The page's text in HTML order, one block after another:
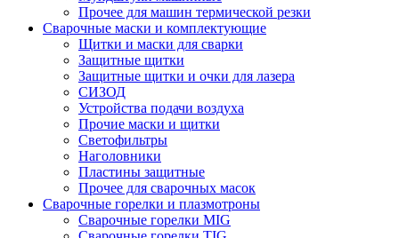
Прочее для машин термической резки
Сварочные маски и комплектующие
Щитки и маски для сварки
Защитные щитки
Защитные щитки и очки для лазера
СИЗОД
Устройства подачи воздуха
Прочие маски и щитки
Светофильтры
Наголовники
Пластины защитные
Прочее для сварочных масок
Сварочные горелки и плазмотроны
Сварочные горелки MIG